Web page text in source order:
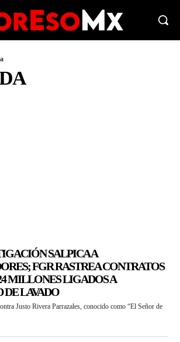
SALPICA A
FGR RASTREA CONTRATOS
MILLONES LIGADOS A
DE LAVADO
Justo Rivera Parrazales, conocido como “El Señor de